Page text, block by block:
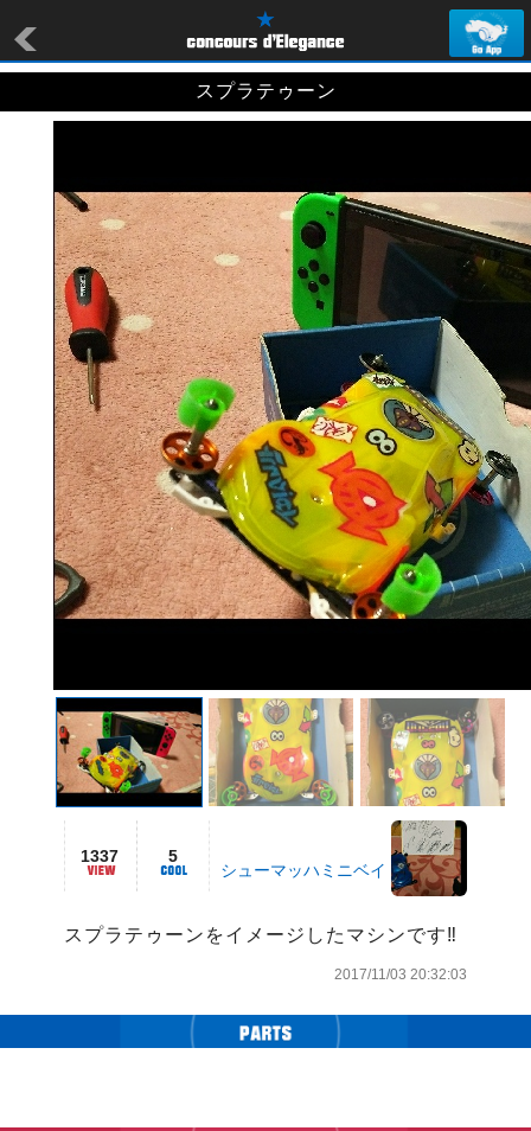
スプラテゥーン
1337 5
シューマッハミニベイ
スプラテゥーンをイメージしたマシンです‼️
2017/11/03 20:32:03